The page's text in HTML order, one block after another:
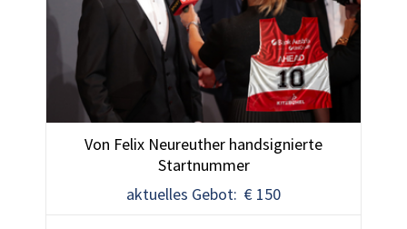
Von Felix Neureuther handsignierte
Startnummer
aktuelles Gebot: € 150